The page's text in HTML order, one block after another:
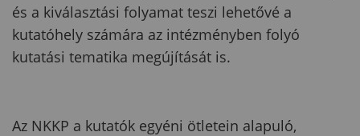
és a kiválasztási folyamat teszi lehetővé a
kutatóhely számára az intézményben folyó
kutatási tematika megújítását is.
Az NKKP a kutatók egyéni ötletein alapuló,